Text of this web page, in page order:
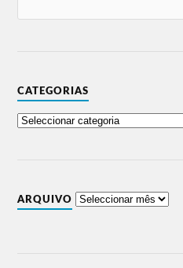
CATEGORIAS
ARQUIVO